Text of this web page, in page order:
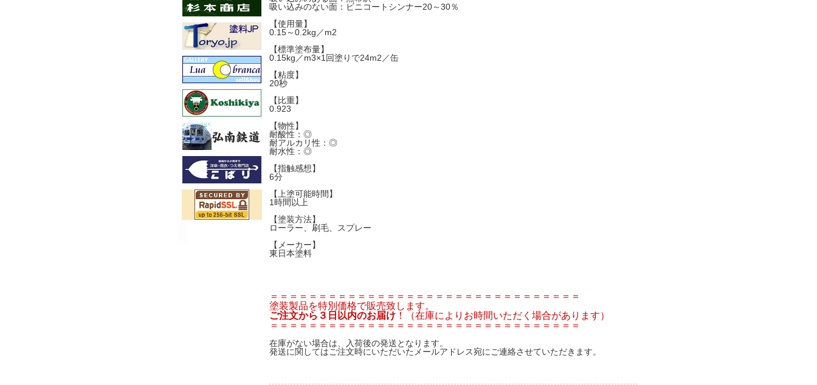
吸い込みのない面：ビニコートシンナー20～30％
【使用量】
0.15～0.2kg／m2
【標準塗布量】
0.15kg／m3×1回塗りで24m2／缶
【粘度】
20秒
【比重】
0.923
【物性】
耐酸性：◎
耐アルカリ性：◎
耐水性：◎
【指触感想】
6分
【上塗可能時間】
1時間以上
【塗装方法】
ローラー、刷毛、スプレー
【メーカー】
東日本塗料
＝＝＝＝＝＝＝＝＝＝＝＝＝＝＝＝＝＝＝＝＝＝＝＝＝＝＝＝＝＝＝＝
塗装製品を特別価格で販売致します。
ご注文から３日以内のお届け！（在庫によりお時間いただく場合があります）
＝＝＝＝＝＝＝＝＝＝＝＝＝＝＝＝＝＝＝＝＝＝＝＝＝＝＝＝＝＝＝＝
在庫がない場合は、入荷後の発送となります。
発送に関してはご注文時にいただいたメールアドレス宛にご連絡させていただきます。